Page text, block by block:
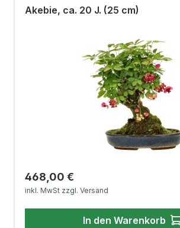
Akebie, ca. 20 J. (25 cm)
Regulärer Preis:
468,00 €
inkl. MwSt zzgl. Versand
In den Warenkorb